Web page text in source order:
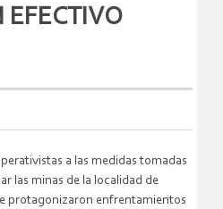
EFECTIVO
a las medidas tomadas
las minas de la localidad de
protagonizaron enfrentamientos